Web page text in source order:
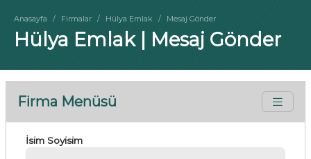
Anasayfa Firmalar Hülya Emlak Mesaj Gönder
Hülya Emlak | Mesaj Gönder
Firma Menüsü
İsim Soyisim